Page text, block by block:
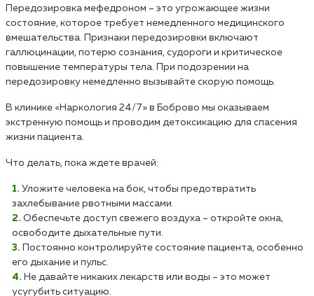
Передозировка мефедроном – это угрожающее жизни
состояние, которое требует немедленного медицинского
вмешательства. Признаки передозировки включают
галлюцинации, потерю сознания, судороги и критическое
повышение температуры тела. При подозрении на
передозировку немедленно вызывайте скорую помощь.
В клинике «Наркология 24/7» в Боброво мы оказываем
экстренную помощь и проводим детоксикацию для спасения
жизни пациента.
Что делать, пока ждете врачей:
Уложите человека на бок, чтобы предотвратить
захлебывание рвотными массами.
Обеспечьте доступ свежего воздуха – откройте окна,
освободите дыхательные пути.
Постоянно контролируйте состояние пациента, особенно
его дыхание и пульс.
Не давайте никаких лекарств или воды – это может
усугубить ситуацию.